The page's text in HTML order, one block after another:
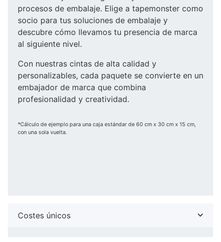
procesos de embalaje. Elige a tapemonster como
socio para tus soluciones de embalaje y
descubre cómo llevamos tu presencia de marca
al siguiente nivel.
Con nuestras cintas de alta calidad y
personalizables, cada paquete se convierte en un
embajador de marca que combina
profesionalidad y creatividad.
*Cálculo de ejemplo para una caja estándar de 60 cm x 30 cm x 15 cm,
con una sola vuelta.
Costes únicos